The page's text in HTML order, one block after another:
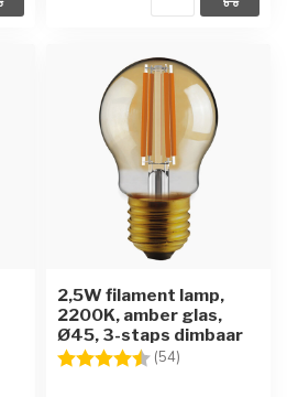
2,5W filament lamp,
2200K, amber glas,
Ø45, 3-staps dimbaar
Beoordeling: (54)